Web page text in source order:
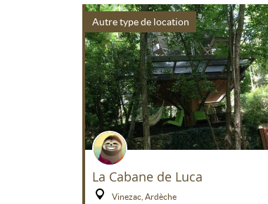
Autre type de location
La Cabane de Luca
Vinezac, Ardèche